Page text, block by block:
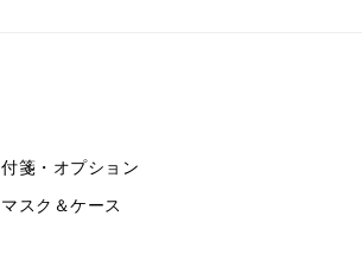
付箋・オプション
マスク＆ケース